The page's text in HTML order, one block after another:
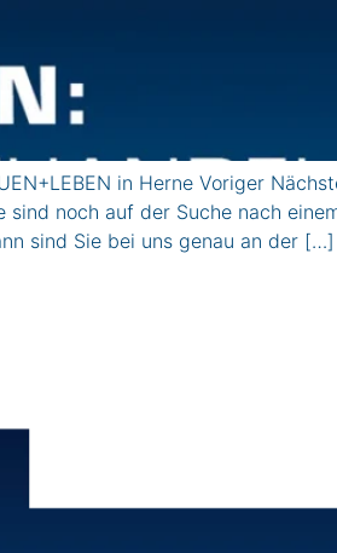
in Herne Voriger
noch auf der Suche nach
sind Sie bei uns genau an der […]